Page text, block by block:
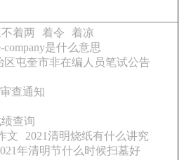
着两 着令
着凉
company是什么意思
区屯奎市非在编人员笔试公告
查通知
查询
文
2021清明烧纸有什么讲究
年清明节什么时候扫墓好